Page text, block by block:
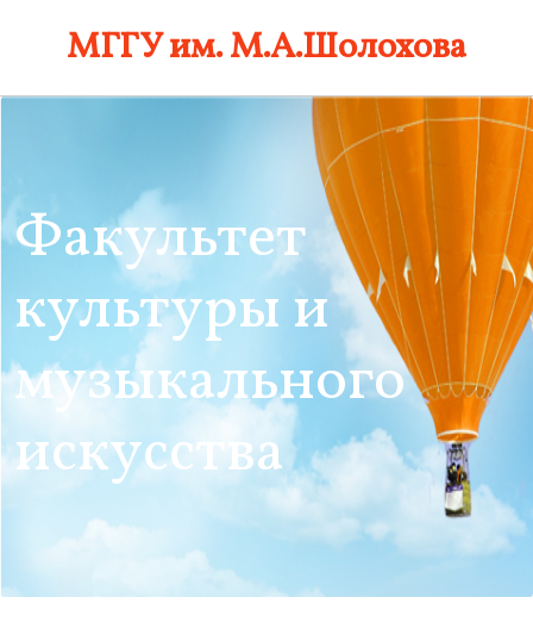
МГГУ им. М.А.Шолохова
Факультет
культуры и
музыкального
искусства